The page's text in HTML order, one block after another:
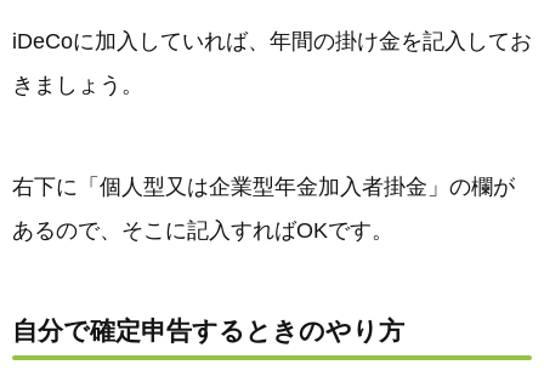
iDeCoに加入していれば、年間の掛け金を記入してお
きましょう。
右下に「個人型又は企業型年金加入者掛金」の欄が
あるので、そこに記入すればOKです。
自分で確定申告するときのやり方